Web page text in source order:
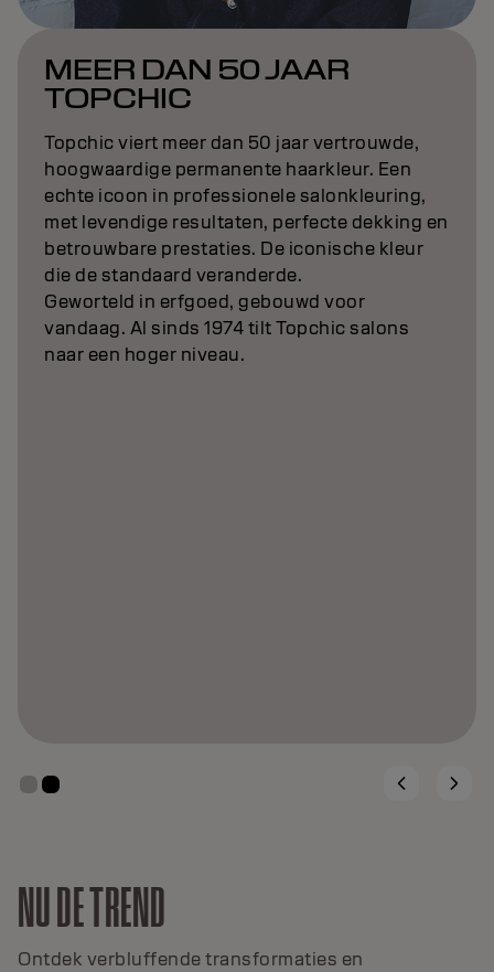
MEER DAN 50 JAAR
TOPCHIC
Topchic viert meer dan 50 jaar vertrouwde,
hoogwaardige permanente haarkleur. Een
echte icoon in professionele salonkleuring,
met levendige resultaten, perfecte dekking en
betrouwbare prestaties. De iconische kleur
die de standaard veranderde.
Geworteld in erfgoed, gebouwd voor
vandaag. Al sinds 1974 tilt Topchic salons
naar een hoger niveau.
NU DE TREND
Ontdek verbluffende transformaties en